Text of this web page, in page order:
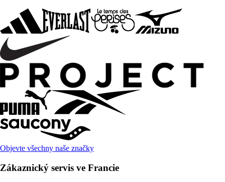
Objevte všechny naše značky
Zákaznický servis ve Francie